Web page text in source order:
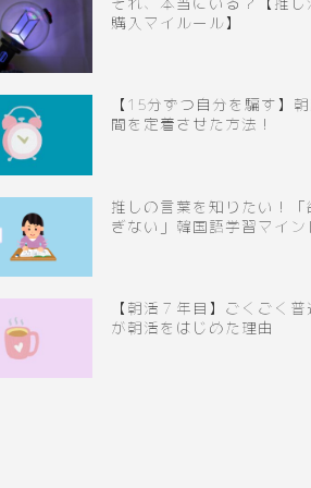
購入マイルール】
【15分ずつ自分を騙す】
間を定着させた方法！
推しの言葉を知りたい！「
ぎない」韓国語学習マイン
【朝活７年目】ごくごく
が朝活をはじめた理由